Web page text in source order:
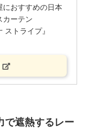
におすすめの日本
カーテン
ストライプ』
で遮熱するレー